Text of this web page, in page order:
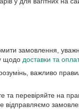
замовлення,
щодо доставки та
важливо
та перевіряйте на
відправляємо